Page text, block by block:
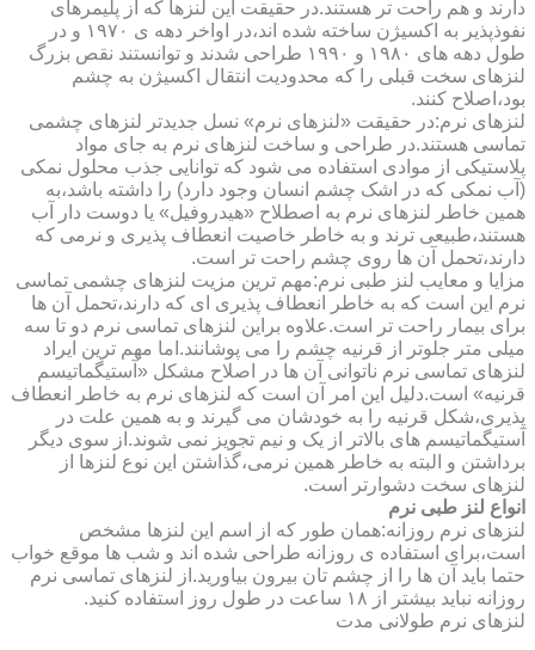
دارند و هم راحت تر هستند.در حقیقت این لنزها که از پلیمرهای
نفوذپذیر به اکسیژن ساخته شده اند،در اواخر دهه ی ۱۹۷۰ و در
طول دهه های ۱۹۸۰ و ۱۹۹۰ طراحی شدند و توانستند نقص بزرگ
لنزهای سخت قبلی را که محدودیت انتقال اکسیژن به چشم
بود،اصلاح کنند.
لنزهای نرم:در حقیقت «لنزهای نرم» نسل جدیدتر لنزهای چشمی
تماسی هستند.در طراحی و ساخت لنزهای نرم به جای مواد
پلاستیکی از موادی استفاده می شود که توانایی جذب محلول نمکی
(آب نمکی که در اشک چشم انسان وجود دارد) را داشته باشد،به
همین خاطر لنزهای نرم به اصطلاح «هیدروفیل» یا دوست دار آب
هستند،طبیعی ترند و به خاطر خاصیت انعطاف پذیری و نرمی که
دارند،تحمل آن ها روی چشم راحت تر است.
مزایا و معایب لنز طبی نرم:مهم ترین مزیت لنزهای چشمی تماسی
نرم این است که به خاطر انعطاف پذیری ای که دارند،تحمل آن ها
برای بیمار راحت تر است.علاوه براین لنزهای تماسی نرم دو تا سه
میلی متر جلوتر از قرنیه چشم را می پوشانند.اما مهم ترین ایراد
لنزهای تماسی نرم ناتوانی آن ها در اصلاح مشکل «آستیگماتیسم
قرنیه» است.دلیل این امر آن است که لنزهای نرم به خاطر انعطاف
پذیری،شکل قرنیه را به خودشان می گیرند و به همین علت در
آستیگماتیسم های بالاتر از یک و نیم تجویز نمی شوند.از سوی دیگر
برداشتن و البته به خاطر همین نرمی،گذاشتن این نوع لنزها از
لنزهای سخت دشوارتر است.
انواع لنز طبی نرم
لنزهای نرم روزانه:همان طور که از اسم این لنزها مشخص
است،برای استفاده ی روزانه طراحی شده اند و شب ها موقع خواب
حتما باید آن ها را از چشم تان بیرون بیاورید.از لنزهای تماسی نرم
روزانه نباید بیشتر از ۱۸ ساعت در طول روز استفاده کنید.
لنزهای نرم طولانی مدت